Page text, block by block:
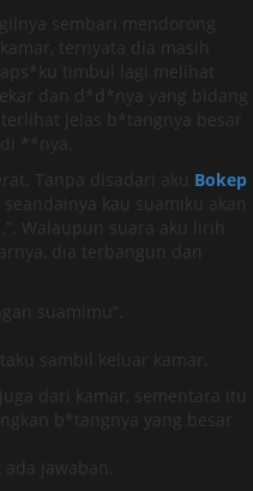
sembari mendorong
ternyata dia masih
timbul lagi melihat
dan d*d*nya yang bidang
jelas b*tangnya besar
**nya.
Tanpa disadari aku Bokep
kau suamiku akan
Walaupun suara aku lirih
dia terbangun dan
suamimu”.
sambil keluar kamar.
dari kamar, sementara itu
b*tangnya yang besar
jawaban.